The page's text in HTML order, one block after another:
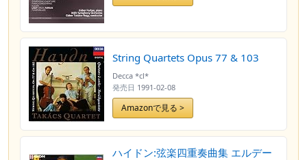
String Quartets Opus 77 & 103
Decca *cl*
発売日 1991-02-08
Amazonで見る >
ハイドン:弦楽四重奏曲集 エルデー